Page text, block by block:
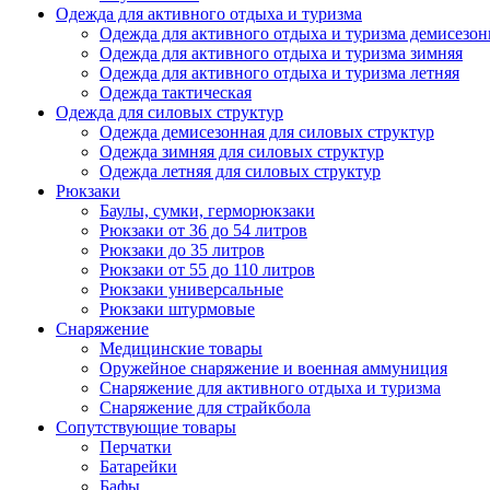
Одежда для активного отдыха и туризма
Одежда для активного отдыха и туризма
Одежда для активного отдыха и туризма зимняя
Одежда для активного отдыха и туризма летняя
Одежда тактическая
Одежда для силовых структур
Одежда демисезонная для силовых структур
Одежда зимняя для силовых структур
Одежда летняя для силовых структур
Рюкзаки
Баулы, сумки, герморюкзаки
Рюкзаки от 36 до 54 литров
Рюкзаки до 35 литров
Рюкзаки от 55 до 110 литров
Рюкзаки универсальные
Рюкзаки штурмовые
Снаряжение
Медицинские товары
Оружейное снаряжение и военная аммуниция
Снаряжение для активного отдыха и туризма
Снаряжение для страйкбола
Сопутствующие товары
Перчатки
Батарейки
Бафы